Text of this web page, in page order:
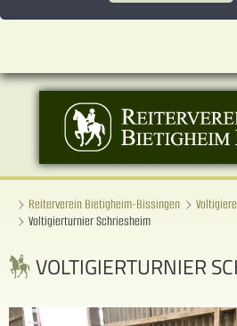
Reiterverein Bietigheim-Bissingen
Voltigierturnier Schriesheim
VOLTIGIERTURNIER